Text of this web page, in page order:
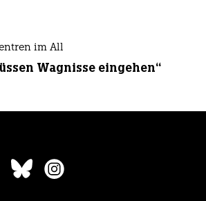
im All
Wagnisse eingehen“